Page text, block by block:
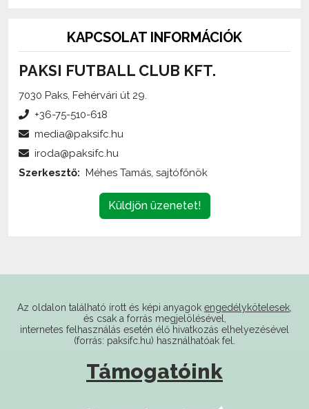
PAKSI FUTBALL CLUB KFT.
7030 Paks, Fehérvári út 29.
Küldjön üzenetet!
internetes felhasználás esetén élő hivatkozás elhelyezésével
(forrás: paksifc.hu) használhatóak fel.
Támogatóink